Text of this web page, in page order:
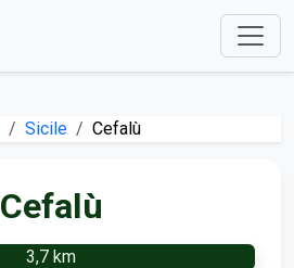
Sicile Cefalù
Cefalù
3,7 km